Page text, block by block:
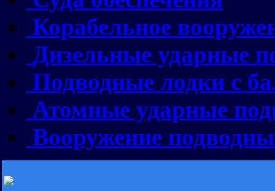
Корабельное
Дизельные ударные
Подводные лодки с
Атомные ударные
Вооружение